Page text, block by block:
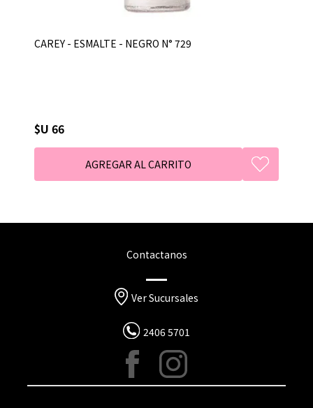
CAREY - ESMALTE - NEGRO N° 729
$U 66
Contactanos
Ver Sucursales
2406 5701